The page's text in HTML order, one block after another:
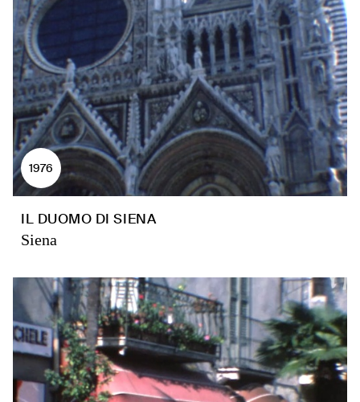
1976
IL DUOMO DI SIENA
Siena